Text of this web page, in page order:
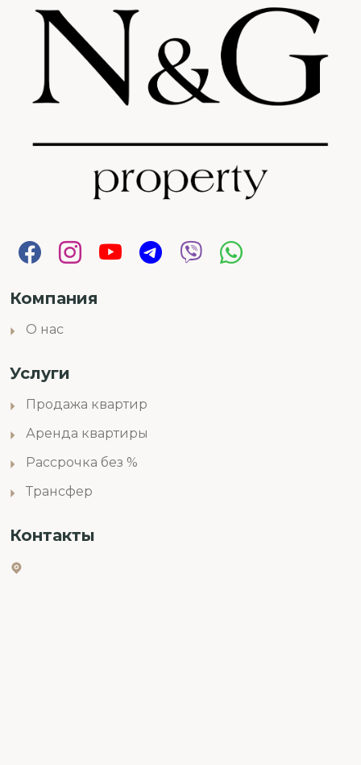
Компания
О нас
Услуги
Продажа квартир
Аренда квартиры
Рассрочка без %
Трансфер
Контакты